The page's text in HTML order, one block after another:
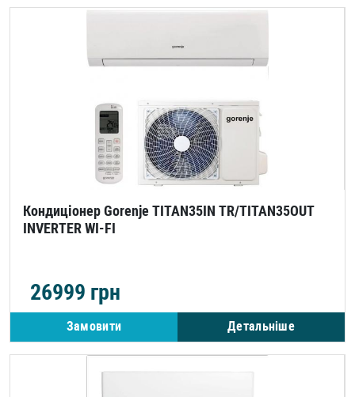
Кондиціонер Gorenje TITAN35IN TR/TITAN35OUT
INVERTER WI-FI
26999 грн
Замовити Детальніше